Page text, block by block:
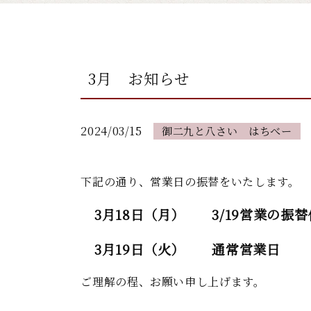
3月 お知らせ
2024/03/15 御二九と八さい はちべー
下記の通り、営業日の振替をいたします。
3月18日（月） 3/19営業の振替
3月19日（火） 通常営業日
ご理解の程、お願い申し上げます。